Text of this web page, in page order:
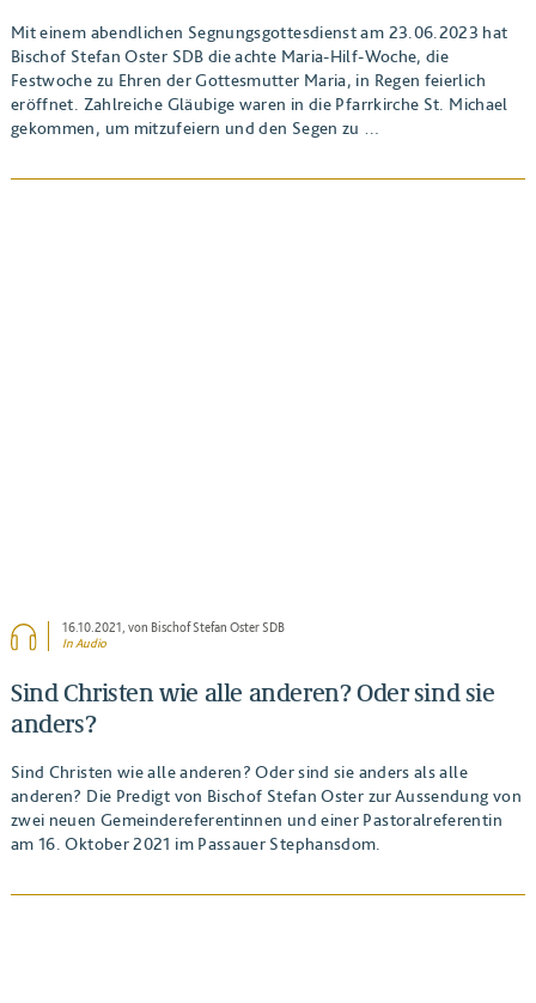
Mit einem abendlichen Segnungsgottesdienst am 23.06.2023 hat
Bischof Stefan Oster SDB die achte Maria-Hilf-Woche, die
Festwoche zu Ehren der Gottesmutter Maria, in Regen feierlich
eröffnet. Zahlreiche Gläubige waren in die Pfarrkirche St. Michael
gekommen, um mitzufeiern und den Segen zu …
16.10.2021 , von Bischof Stefan Oster SDB
In Audio
Sind Christen wie alle anderen? Oder sind sie
anders?
Sind Christen wie alle anderen? Oder sind sie anders als alle
anderen? Die Predigt von Bischof Stefan Oster zur Aussendung von
zwei neuen Gemeindereferentinnen und einer Pastoralreferentin
am 16. Oktober 2021 im Passauer Stephansdom.